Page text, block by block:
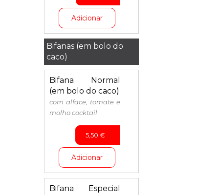
Adicionar
Bifanas (em bolo do
caco)
Bifana Normal
(em bolo do caco)
com alface, tomate e
molho cocktail
5,50 €
Adicionar
Bifana Especial